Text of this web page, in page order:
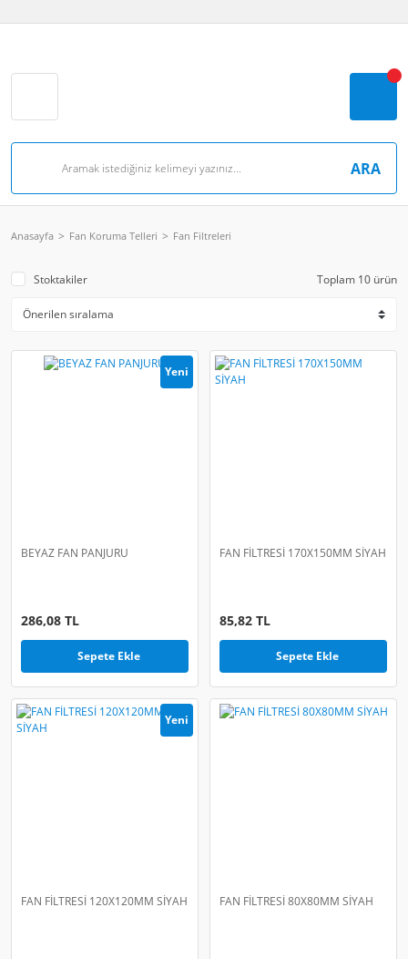
ARA
Anasayfa Fan Koruma Telleri Fan Filtreleri
Stoktakiler Toplam 10 ürün
Yeni
BEYAZ FAN PANJURU
286,08 TL
Sepete Ekle
FAN FİLTRESİ 170X150MM SİYAH
85,82 TL
Sepete Ekle
Yeni
FAN FİLTRESİ 120X120MM SİYAH FAN FİLTRESİ 80X80MM SİYAH